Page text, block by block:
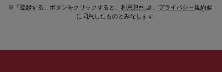
※「登録する」ボタンをクリックすると、 利用規約 、 プライバシー規約
に同意したものとみなします